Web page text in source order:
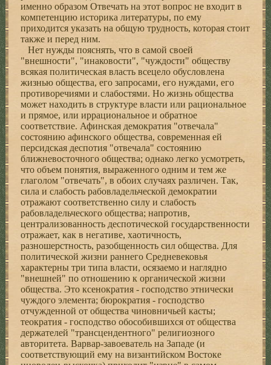
именно образом Отвечать на этот вопрос не входит в
компетенцию историка литературы, по ему
приходится указать на общую трудность, которая стоит
также и перед ним.
Нет нужды пояснять, что в самой своей
"внешности", "инаковости", "чуждости" обществу
всякая политическая власть всецело обусловлена
жизнью общества, его запросами, его нуждами, его
противоречиями и слабостями. Но жизнь общества
может находить в структуре власти или рациональное
и прямое, или иррациональное и обратное
соответствие. Афинская демократия "отвечала"
состоянию афинского общества, современная ей
персидская деспотия "отвечала" состоянию
ближневосточного общества; однако легко усмотреть,
что объем понятия, выраженного одним и тем же
глаголом "отвечать", в обоих случаях различен. Так,
сила и слабость рабовладельческой демократии
отражают соответственно силу и слабость
рабовладельческого общества; напротив,
централизованность деспотической государственности
отражает, как в негативе, хаотичность,
разношерстность, разобщенность сил общества. Для
политической жизни раннего Средневековья
характерны три типа власти, осязаемо и наглядно
"внешней" по отношению к органической жизни
общества. Это ксенократия - господство этнически
чуждого элемента; бюрократия - господство
отчужденной от общества чиновничьей касты;
теократия - господство обособившихся от общества
держателей "трансцендентного" религиозного
авторитета. Варвар-завоеватель на Западе (и
соответствующий ему на византийском Востоке